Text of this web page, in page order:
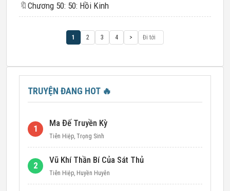
🔖 Chương 50: 50: Hồi Kinh
1 2 3 4 >
TRUYỆN ĐANG HOT 🔥
1
Ma Đế Truyền Kỳ
Tiên Hiệp, Trọng Sinh
2
Vũ Khí Thần Bí Của Sát Thủ
Tiên Hiệp, Huyền Huyễn